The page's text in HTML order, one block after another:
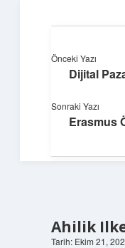
Işıltılı
Ahilik
Tarih: Ekim 21,
Önceki Yazı
Dijital
Sonraki Yazı
Erasmus